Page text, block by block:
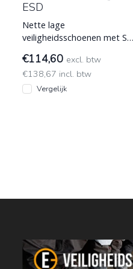
ESD
Nette lage
veiligheidsschoenen met S3
model Trento, beschikt
over een binnen
€114,60 excl. btw
€138,67 incl. btw
Vergelijk